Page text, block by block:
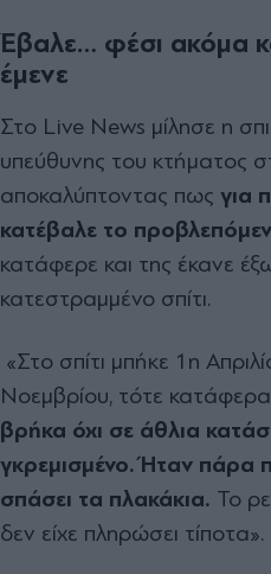
Έβαλε… φέσι ακόμα
έμενε
Στο Live News μίλησε η
υπεύθυνης του κτήματος
αποκαλύπτοντας πως για
κατέβαλε το
κατάφερε και της έκανε
κατεστραμμένο σπίτι.
«Στο σπίτι μπήκε 1η
Νοεμβρίου, τότε
βρήκα όχι σε άθλια
γκρεμισμένο. Ήταν πάρα
σπάσει τα πλακάκια. Το
δεν είχε πληρώσει τίποτα».